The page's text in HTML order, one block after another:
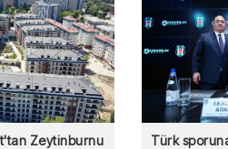
Zeytinburnu
Türk